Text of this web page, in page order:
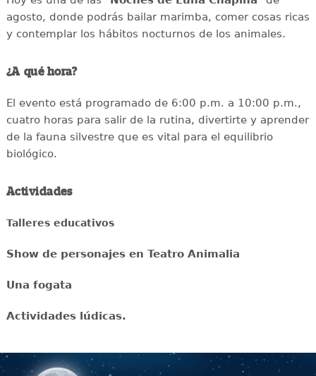
agosto, donde podrás bailar marimba, comer cosas ricas
y contemplar los hábitos nocturnos de los animales.
¿A qué hora?
El evento está programado de 6:00 p.m. a 10:00 p.m.,
cuatro horas para salir de la rutina, divertirte y aprender
de la fauna silvestre que es vital para el equilibrio
biológico.
Actividades
Talleres educativos
Show de personajes en Teatro Animalia
Una fogata
Actividades lúdicas.